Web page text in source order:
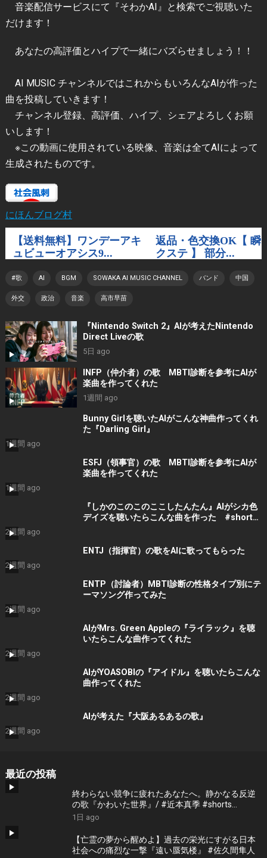
音楽配信サービスにて『そわかAI』と検索でご視聴いた
だけます！
あなたの高評価とハイプで一緒にバズらせましょう！！
AI MUSIC チャンネルではこれからもいろんなAIが作った
曲を投稿していきます！
チャンネル登録、高評価、ハイプ、シェアよろしくお願
いします！
※この動画に使用されている映像、音楽は全てAIによって
生成されたものです。
にほんブログ村
#歌 AI BGM SOWAKA AI MUSIC CHANNEL バンド 中国
外交 政治 音楽 高市早苗
『Nintendo Switch 2』AIが考えたNintendo
Direct Liveの歌
5日 ago
INFP（仲介者）の歌 MBTI診断を参考にAIが
楽曲を作ってくれた
1週間 ago
Bunny Girlを聴いたAIがこんな神曲作ってくれ
た『Darling Girl』
1週間 ago
ESFJ（領事官）の歌 MBTI診断を参考にAIが
楽曲を作ってくれた
1週間 ago
『しかのこのこのここしたんたん』AIがシカ色
デイズを聴いたらこんな曲を作った #shorts
2週間 ago
ENTJ（指揮官）の歌をAIに歌ってもらった
2週間 ago
ENTP（討論者）MBTI診断の性格タイプ別にテ
ーマソング作ってみた
2週間 ago
AIがMrs. Green Appleの『ライラック』を聴
いたらこんな曲作ってくれた
2週間 ago
AIがYOASOBIの『アイドル』を聴いたらこんな
曲作ってくれた
2週間 ago
AIが考えた『大阪あるあるの歌』
2週間 ago
最近の投稿
終わらない競争に疲れたあなたへ。静かなる反逆
の歌『かわいた世界』/ #近本真季 #shorts
#music
1日 ago
【亡霊の夢から醒めよ】過去の栄光にすがる日本
社会への痛烈な一撃『遠い蜃気楼』 #佐久間隼人